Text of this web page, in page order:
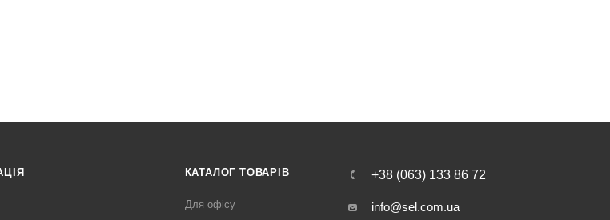
КАТАЛОГ ТОВАРІВ
Для офісу
+38 (063) 133 86 72
info@sel.com.ua